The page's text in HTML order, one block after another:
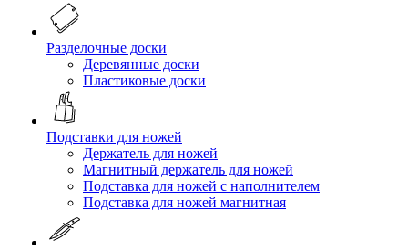
Разделочные доски
Деревянные доски
Пластиковые доски
Подставки для ножей
Держатель для ножей
Магнитный держатель для ножей
Подставка для ножей с наполнителем
Подставка для ножей магнитная